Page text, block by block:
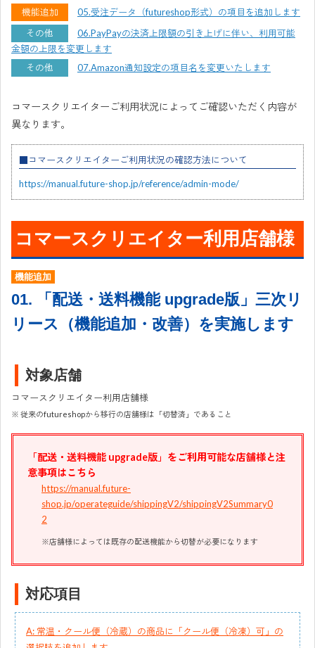
機能追加
05.受注データ（futureshop形式）の項目を追加します
その他
06.PayPayの決済上限額の引き上げに伴い、利用可能
金額の上限を変更します
その他
07.Amazon通知設定の項目名を変更いたします
コマースクリエイターご利用状況によってご確認いただく内容が
異なります。
■コマースクリエイターご利用状況の確認方法について
https://manual.future-shop.jp/reference/admin-mode/
コマースクリエイター利用店舗様
機能追加
01. 「配送・送料機能 upgrade版」三次リ
リース（機能追加・改善）を実施します
対象店舗
コマースクリエイター利用店舗様
※ 従来のfutureshopから移行の店舗様は「切替済」であること
「配送・送料機能 upgrade版」をご利用可能な店舗様と注
意事項はこちら
https://manual.future-
shop.jp/operateguide/shippingV2/shippingV2Summary0
2
※店舗様によっては既存の配送機能から切替が必要になります
対応項目
A: 常温・クール便（冷蔵）の商品に「クール便（冷凍）可」の